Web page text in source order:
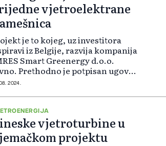
vjetroelektrane
je to kojeg, uz investitora
iz Belgije, razvija kompanija
Smart Greenergy d.o.o.
Prethodno je potpisan ugovor
izvođenje građevinskih radova na
kompanijom Roco-
2024.
vjetroturbine u
projektu